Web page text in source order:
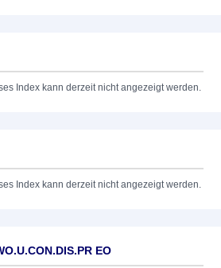
Index kann derzeit nicht angezeigt werden.
Index kann derzeit nicht angezeigt werden.
EO